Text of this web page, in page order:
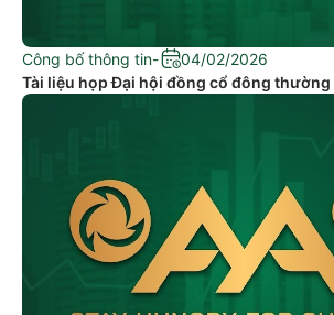
Công bố thông tin-
04/02/2026
Tài liệu họp Đại hội đồng cổ đông